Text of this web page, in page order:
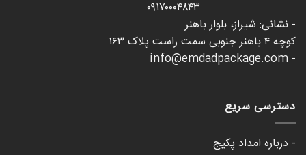
- نشانی: شیراز، بلوار باهنر
کوچه ۴ باهنر جنوبی سمت راست پلاک ۱۶۳
- info@emdadpackage.com
دسترسی سریع
- درباره امداد پکیج